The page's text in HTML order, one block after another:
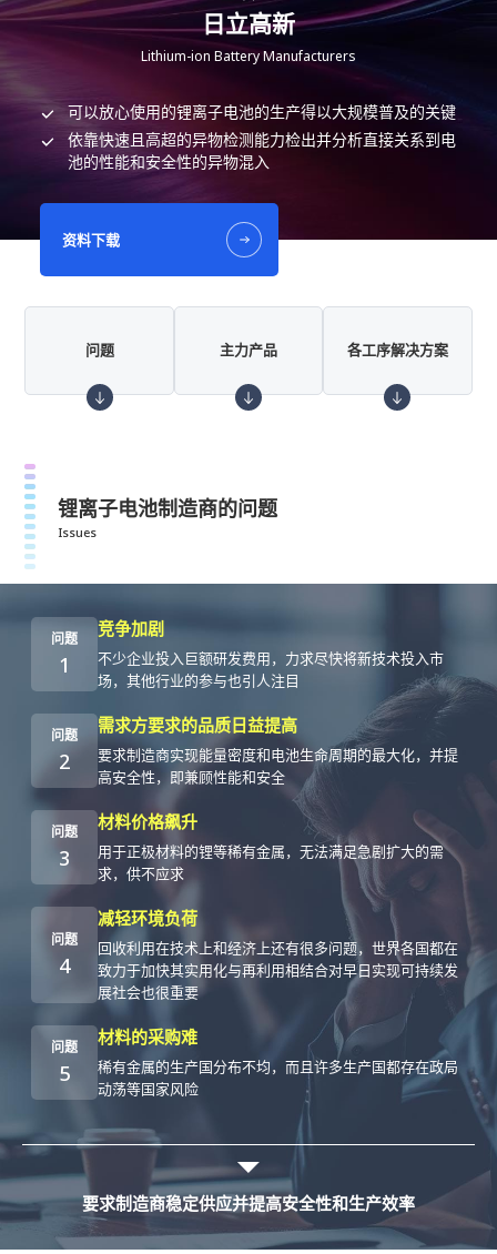
日立高新
Lithium-ion Battery Manufacturers
可以放心使用的锂离子电池的生产得以大规模普及的关键
依靠快速且高超的异物检测能力检出并分析直接关系到电
池的性能和安全性的异物混入
资料下载
问题 主力产品 各工序解决方案
锂离子电池制造商的问题
Issues
问题
1
竞争加剧
不少企业投入巨额研发费用，力求尽快将新技术投入市
场，其他行业的参与也引人注目
问题
2
需求方要求的品质日益提高
要求制造商实现能量密度和电池生命周期的最大化，并提
高安全性，即兼顾性能和安全
问题
3
材料价格飙升
用于正极材料的锂等稀有金属，无法满足急剧扩大的需
求，供不应求
问题
4
减轻环境负荷
回收利用在技术上和经济上还有很多问题，世界各国都在
致力于加快其实用化与再利用相结合对早日实现可持续发
展社会也很重要
问题
5
材料的采购难
稀有金属的生产国分布不均，而且许多生产国都存在政局
动荡等国家风险
要求制造商稳定供应并提高安全性和生产效率